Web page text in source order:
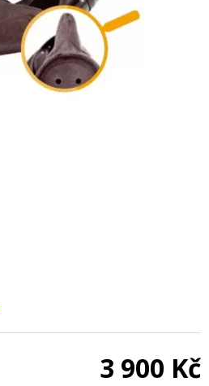
3 900 Kč